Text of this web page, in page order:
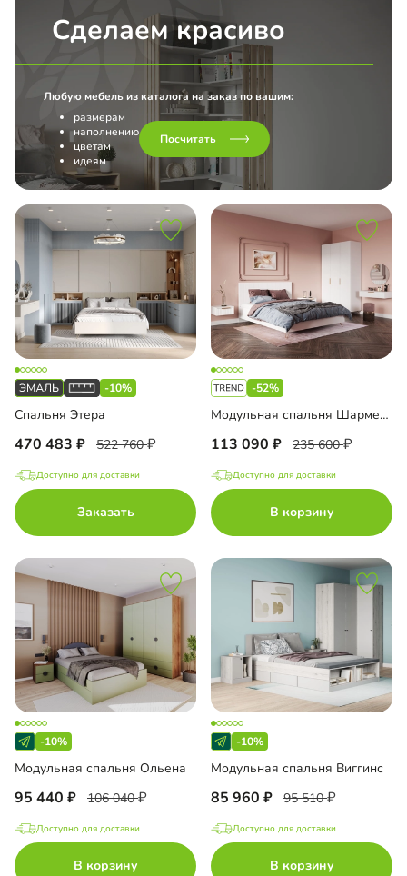
с подъемным механизмом
Сделаем красиво
Любую мебель из каталога на заказ по вашим:
размерам
наполнению
цветам
идеям
Посчитать
-10%
Спальня Этера
470 483 522 760
Доступно для доставки
Заказать
-52%
Модульная спальня Шармель-2
113 090 235 600
Доступно для доставки
В корзину
-10%
Модульная спальня Ольена
95 440 106 040
Доступно для доставки
В корзину
-10%
Модульная спальня Виггинс
85 960 95 510
Доступно для доставки
В корзину